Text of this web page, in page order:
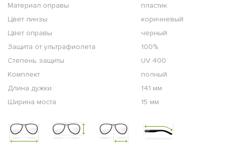
Материал оправы
пластик
Цвет линзы
коричневый
Цвет оправы
черный
Защита от ультрафиолета
100%
Степень защиты
UV 400
Комплект
полный
Длина дужки
141 мм
Ширина моста
15 мм